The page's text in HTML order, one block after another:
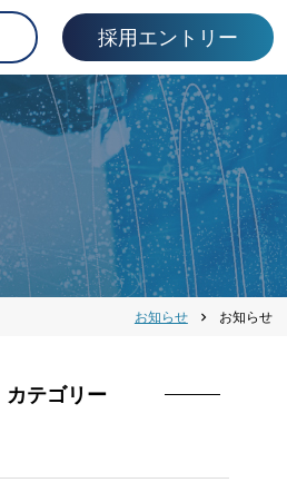
採用エントリー
お知らせ chevron_right お知らせ
カテゴリー